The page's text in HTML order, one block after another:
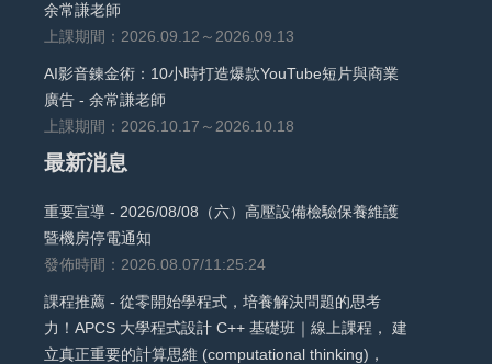
余常謙老師
上課期間：2026.09.12～2026.09.13
AI影音鍊金術：10小時打造爆款YouTube短片與商業
廣告 - 余常謙老師
上課期間：2026.10.17～2026.10.18
最新消息
重要宣導 - 2026/08/08（六）高壓設備檢驗保養維護
暨機房停電通知
發佈時間：2026.08.07/11:25:24
課程推薦 - 從零開始學程式，培養解決問題的思考
力！APCS 大學程式設計 C++ 基礎班｜線上課程， 建
立真正重要的計算思維 (computational thinking)，